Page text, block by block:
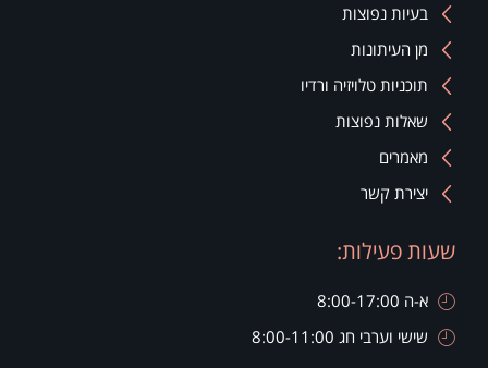
בעיות נפוצות
מן העיתונות
תוכניות טלויזיה ורדיו
שאלות נפוצות
מאמרים
יצירת קשר
שעות פעילות:
א-ה 8:00-17:00
שישי וערבי חג 8:00-11:00